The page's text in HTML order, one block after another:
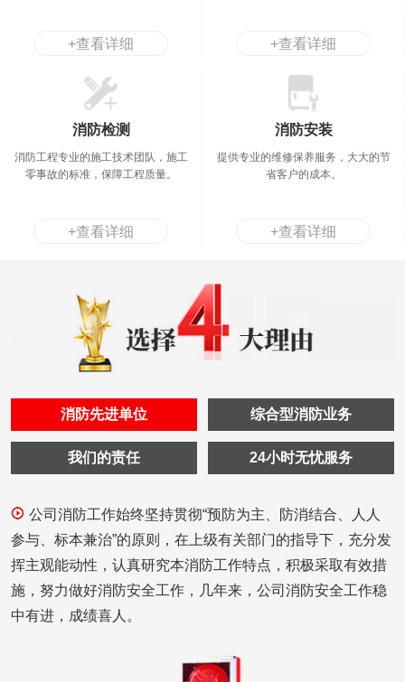
+查看详细 +查看详细
消防检测
消防工程专业的施工技术团队，施工
零事故的标准，保障工程质量。
+查看详细
消防安装
提供专业的维修保养服务，大大的节
省客户的成本。
+查看详细
消防先进单位 综合型消防业务
我们的责任 24小时无忧服务
公司消防工作始终坚持贯彻“预防为主、防消结合、人人
参与、标本兼治”的原则，在上级有关部门的指导下，充分发
挥主观能动性，认真研究本消防工作特点，积极采取有效措
施，努力做好消防安全工作，几年来，公司消防安全工作稳
中有进，成绩喜人。